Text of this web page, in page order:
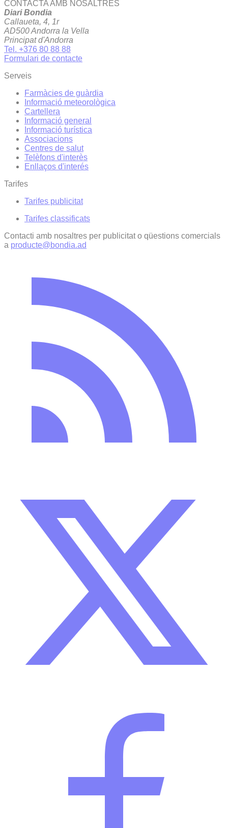
CONTACTA AMB NOSALTRES
Diari Bondia
Callaueta, 4, 1r
AD500 Andorra la Vella
Principat d'Andorra
Tel. +376 80 88 88
Formulari de contacte
Serveis
Farmàcies de guàrdia
Informació meteorològica
Cartellera
Informació general
Informació turística
Associacions
Centres de salut
Telèfons d'interès
Enllaços d'interés
Tarifes
Tarifes publicitat
Tarifes classificats
Contacti amb nosaltres per publicitat o qüestions comercials
a producte@bondia.ad